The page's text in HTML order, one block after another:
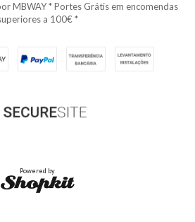
MBWAY * Portes Grátis em encomendas
a 100€ *
Powered by